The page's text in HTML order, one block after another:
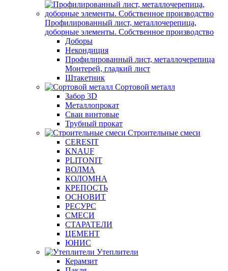
Профилированный лист, металлочерепица,
доборные элементы. Собственное производство
Доборы
Некондиция
Профилированный лист, металлочерепица
Монтерей, гладкий лист
Штакетник
Сортовой металл
Забор 3D
Металлопрокат
Сваи винтовые
Трубный прокат
Строительные смеси
CERESIT
KNAUF
PLITONIT
ВОЛМА
КОЛОМНА
КРЕПОСТЬ
ОСНОВИТ
РЕСУРС
СМЕСИ
СТАРАТЕЛИ
ЦЕМЕНТ
ЮНИС
Утеплители
Керамзит